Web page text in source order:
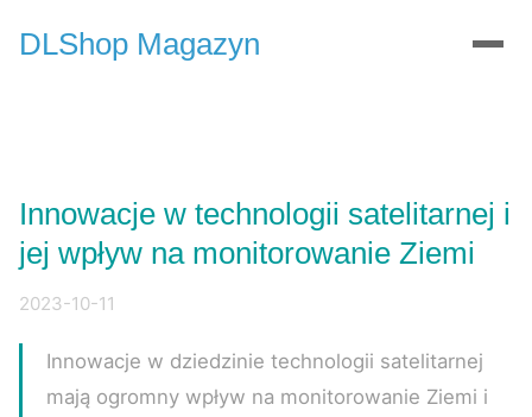
DLShop Magazyn
Innowacje w technologii satelitarnej i
jej wpływ na monitorowanie Ziemi
2023-10-11
Innowacje w dziedzinie technologii satelitarnej
mają ogromny wpływ na monitorowanie Ziemi i